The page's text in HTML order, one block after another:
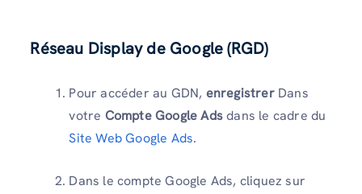
Réseau Display de Google (RGD)
Pour accéder au GDN, enregistrerDans
votre Compte Google Adsdans le cadre du
Site Web Google Ads.
Dans le compte Google Ads, cliquez sur